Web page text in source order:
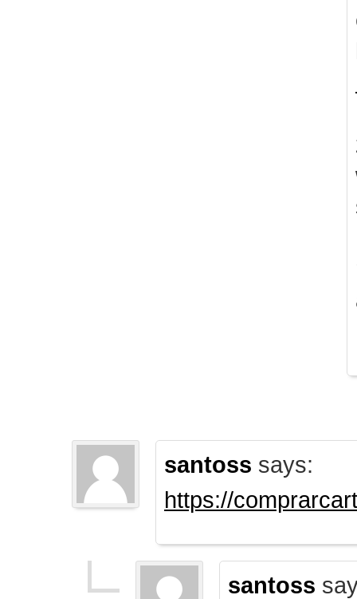
santoss says:
https://
santoss